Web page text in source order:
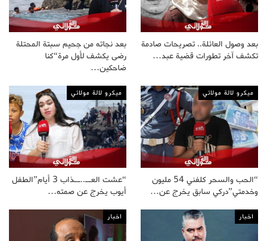
بعد وصول العائلة.. تصريحات صادمة
تكشف آخر تطورات قضية عبد…
بعد نجاته من جحيم سبتة المحتلة
رضى يكشف لأول مرة“كنا
ضاحكين…
ميكرو لالة مولاتي
“الحب والسحر كلفني 54 مليون
وخدمتي”دركي سابق يخرج عن…
ميكرو لالة مولاتي
“عشت العــ..ــذاب 3 أيام”الطفل
أيوب يخرج عن صمته…
اخبار اخبار